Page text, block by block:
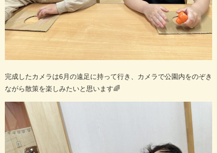
完成したカメラは6 月の遠足に持って行き、カメラで公園内をのぞき
ながら散策を楽しみたいと思います🌈